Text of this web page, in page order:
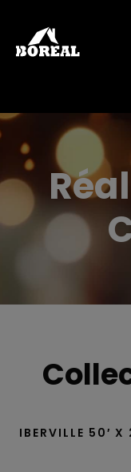
IBERVILLE 50′ X